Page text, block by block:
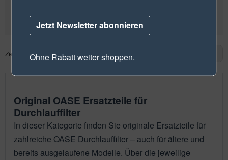
Artikel-Nr.: 50906
Zeige bis (von insgesamt29 Artikeln)
Original OASE Ersatzteile für
Durchlauffilter
In dieser Kategorie finden Sie originale Ersatzteile für
zahlreiche OASE Durchlauffilter – auch für ältere und
bereits ausgelaufene Modelle. Über die jeweilige
Jetzt Newsletter abonnieren
Ohne Rabatt weiter shoppen.